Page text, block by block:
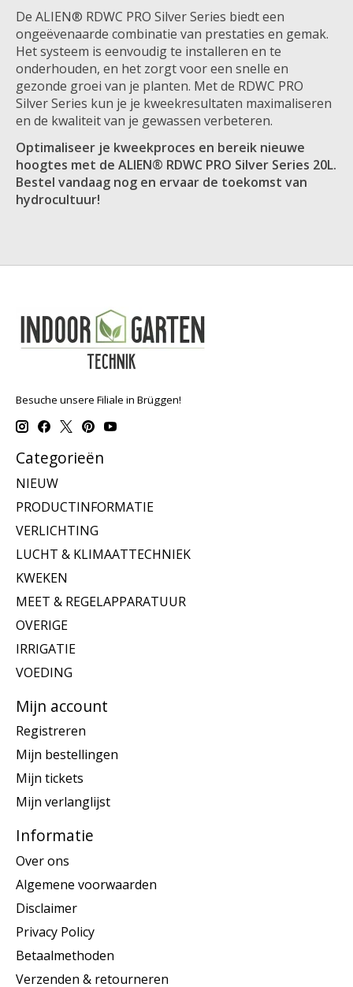
De ALIEN® RDWC PRO Silver Series biedt een
ongeëvenaarde combinatie van prestaties en gemak.
Het systeem is eenvoudig te installeren en te
onderhouden, en het zorgt voor een snelle en
gezonde groei van je planten. Met de RDWC PRO
Silver Series kun je je kweekresultaten maximaliseren
en de kwaliteit van je gewassen verbeteren.
Optimaliseer je kweekproces en bereik nieuwe
hoogtes met de ALIEN® RDWC PRO Silver Series 20L.
Bestel vandaag nog en ervaar de toekomst van
hydrocultuur!
Besuche unsere Filiale in Brüggen!
Categorieën
NIEUW
PRODUCTINFORMATIE
VERLICHTING
LUCHT & KLIMAATTECHNIEK
KWEKEN
MEET & REGELAPPARATUUR
OVERIGE
IRRIGATIE
VOEDING
Mijn account
Registreren
Mijn bestellingen
Mijn tickets
Mijn verlanglijst
Informatie
Over ons
Algemene voorwaarden
Disclaimer
Privacy Policy
Betaalmethoden
Verzenden & retourneren